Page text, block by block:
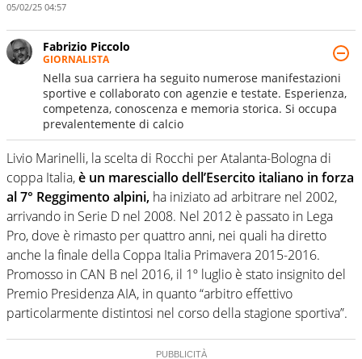
05/02/25 04:57
Fabrizio Piccolo
GIORNALISTA
Nella sua carriera ha seguito numerose manifestazioni
sportive e collaborato con agenzie e testate. Esperienza,
competenza, conoscenza e memoria storica. Si occupa
prevalentemente di calcio
Livio Marinelli, la scelta di Rocchi per Atalanta-Bologna di
coppa Italia,è un maresciallo dell’Esercito italiano in forza
al 7° Reggimento alpini, ha iniziato ad arbitrare nel 2002,
arrivando in Serie D nel 2008. Nel 2012 è passato in Lega
Pro, dove è rimasto per quattro anni, nei quali ha diretto
anche la finale della Coppa Italia Primavera 2015-2016.
Promosso in CAN B nel 2016, il 1º luglio è stato insignito del
Premio Presidenza AIA, in quanto “arbitro effettivo
particolarmente distintosi nel corso della stagione sportiva”.